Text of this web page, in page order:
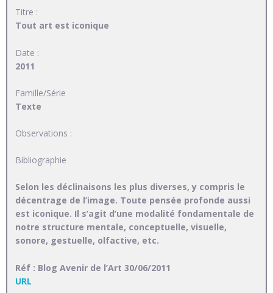
Titre :
Tout art est iconique
Date :
2011
Famille/Série
Texte
Observations :
Bibliographie
Selon les déclinaisons les plus diverses, y compris le
décentrage de l’image. Toute pensée profonde aussi
est iconique. Il s’agit d’une modalité fondamentale de
notre structure mentale, conceptuelle, visuelle,
sonore, gestuelle, olfactive, etc.
Réf : Blog Avenir de l’Art 30/06/2011
URL